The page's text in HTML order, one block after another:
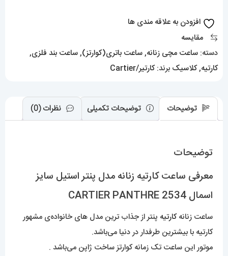
اسمال
2534
افزودن به علاقه مندی ها
مقایسه
دسته: ساعت مچی زنانه,ساعت باتری(کوارتز),ساعت بند فلزی,
کارتیه,کلاسیک برند:کارتیر/Cartier
توضیحات توضیحات تکمیلی نظرات (0)
توضیحات
معرفی ساعت کارتیه زنانه مدل پنتر استیل سایز
اسمال CARTIER PANTHRE 2534
ساعت زنانهکارتیه پنتر از جذاب ترین مدل های خانواده‌ی مشهور
کارتیه با بیشترین طرفدار در دنیا می‌باشد.
موتور این ساعت تک زمانه کوارتز ساخت ژاپن می‌باشد .